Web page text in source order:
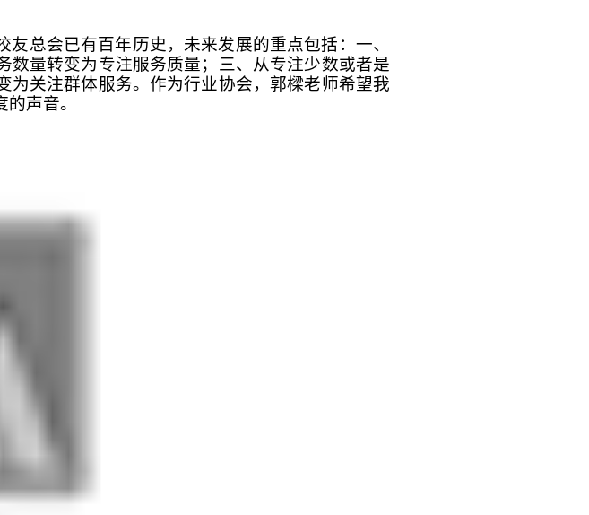
总会已有百年历史，未来发展的重点包括：一、
量转变为专注服务质量；三、从专注少数或者是
关注群体服务。作为行业协会，郭樑老师希望我
声音。